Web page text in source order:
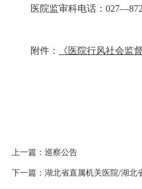
医院监审科电话：
附件： 《医院行风社会监
上一篇： 巡察公告
下一篇： 湖北省直属机关医院/湖北